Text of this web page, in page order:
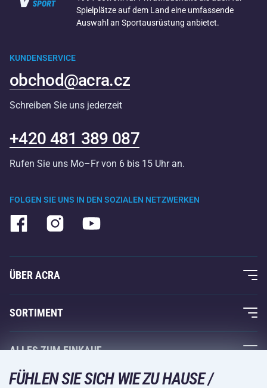
Spielplätze auf dem Land eine umfassende
Auswahl an Sportausrüstung anbietet.
FOLGEN SIE UNS IN DEN SOZIALEN NETZWERKEN
KUNDENSERVICE
obchod@acra.cz
Schreiben Sie uns jederzeit
+420 481 389 087
Rufen Sie uns Mo–Fr von 6 bis 15 Uhr an.
ÜBER ACRA
Über uns
Acra-Garantie
Kontakte
Großhandel
SORTIMENT
Fitness und Krafttraining
Racketsportarten
ALLES ZUM EINKAUF
Acra-Garantie
FÜHLEN SIE SICH WIE ZU HAUSE /